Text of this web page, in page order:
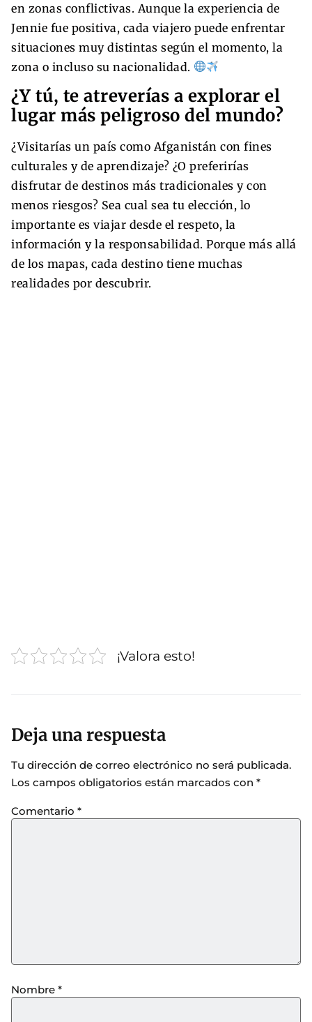
en zonas conflictivas. Aunque la experiencia de
Jennie fue positiva, cada viajero puede enfrentar
situaciones muy distintas según el momento, la
zona o incluso su nacionalidad.
¿Y tú, te atreverías a explorar el
lugar más peligroso del mundo?
¿Visitarías un país como Afganistán con fines
culturales y de aprendizaje? ¿O preferirías
disfrutar de destinos más tradicionales y con
menos riesgos? Sea cual sea tu elección, lo
importante es viajar desde el respeto, la
información y la responsabilidad. Porque más allá
de los mapas, cada destino tiene muchas
realidades por descubrir.
¡Valora esto!
Deja una respuesta
Tu dirección de correo electrónico no será publicada.
Los campos obligatorios están marcados con *
Comentario *
Nombre *